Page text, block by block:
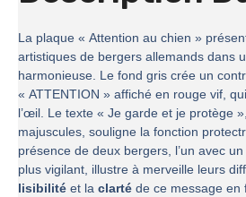
La plaque « Attention au chien »
artistiques de bergers allemands dans
harmonieuse. Le fond gris crée un
« ATTENTION » affiché en rouge vif,
l’œil. Le texte « Je garde et je protège
majuscules, souligne la fonction
présence de deux bergers, l’un avec
plus vigilant, illustre à merveille leurs
lisibilité et la clarté de ce message en